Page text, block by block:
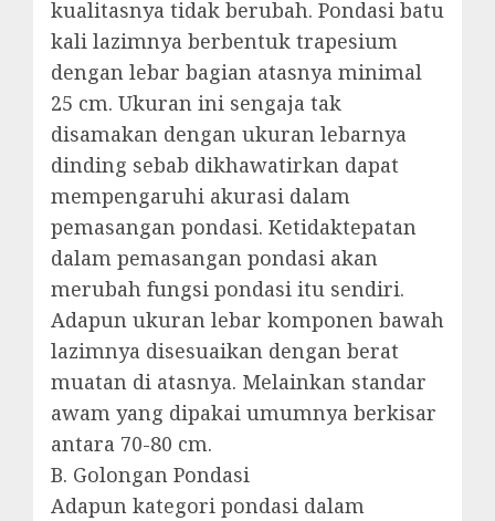
kualitasnya tidak berubah. Pondasi batu
kali lazimnya berbentuk trapesium
dengan lebar bagian atasnya minimal
25 cm. Ukuran ini sengaja tak
disamakan dengan ukuran lebarnya
dinding sebab dikhawatirkan dapat
mempengaruhi akurasi dalam
pemasangan pondasi. Ketidaktepatan
dalam pemasangan pondasi akan
merubah fungsi pondasi itu sendiri.
Adapun ukuran lebar komponen bawah
lazimnya disesuaikan dengan berat
muatan di atasnya. Melainkan standar
awam yang dipakai umumnya berkisar
antara 70-80 cm.
B. Golongan Pondasi
Adapun kategori pondasi dalam